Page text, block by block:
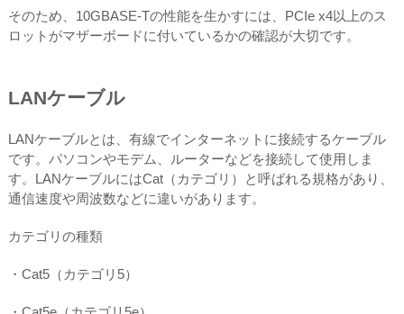
そのため、10GBASE-Tの性能を生かすには、PCIe x4以上のス
ロットがマザーボードに付いているかの確認が大切です。
LANケーブル
LANケーブルとは、有線でインターネットに接続するケーブル
です。パソコンやモデム、ルーターなどを接続して使用しま
す。LANケーブルにはCat（カテゴリ）と呼ばれる規格があり、
通信速度や周波数などに違いがあります。
カテゴリの種類
・Cat5（カテゴリ5）